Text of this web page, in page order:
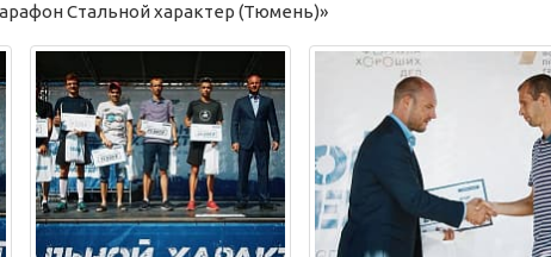
Стальной характер (Тюмень)»